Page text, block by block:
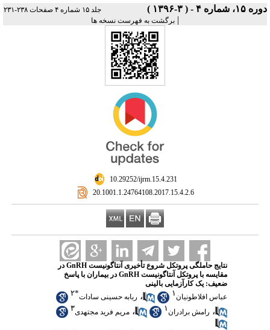
دوره ۱۵، شماره ۴ - ( ۳-۱۳۹۶ ) جلد ۱۵ شماره ۴ صفحات ۲۳۸-۲۳۱
| برگشت به فهرست نسخه ها
‎ 10.29252/ijrm.15.4.231
‎ 20.1001.1.24764108.2017.15.4.2.6
نتایج حاملگی پروتکل شروع تأخیری آنتاگونیست GnRH در
مقایسه با پروتکل آنتاگونیست GnRH در بیماران با پاسخ
ضعیف: یک کارآزمایی بالینی
عباس افلاطونیان۱ ، ربابه حسینی سادات*۲
، رامش برادران۱ ، مریم فرید مجتهدی۳